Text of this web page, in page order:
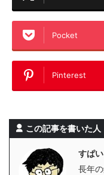
Pocket
Pinterest
この記事を書いた人
すぱ
長年